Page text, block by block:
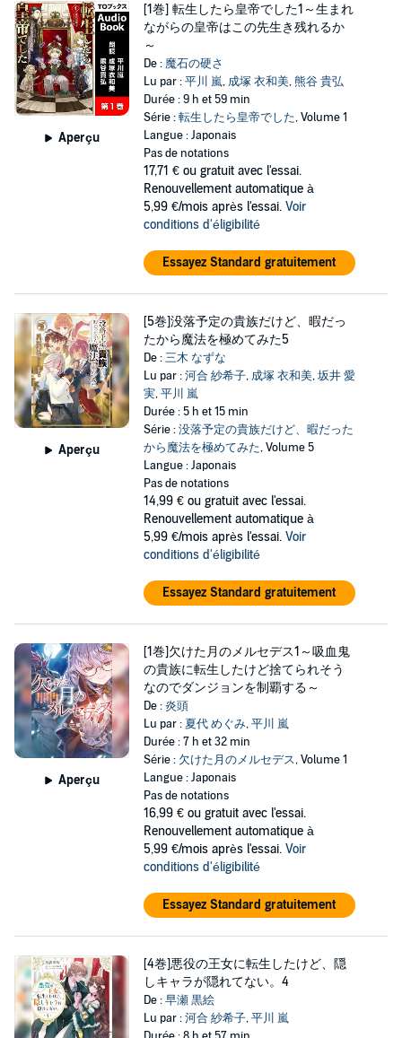
Aperçu
[1巻] 転生したら皇帝でした1～生まれ
ながらの皇帝はこの先生き残れるか
～
De : 魔石の硬さ
Lu par :平川 嵐, 成塚 衣和美,熊谷 貴弘
Durée : 9 h et 59 min
Série :転生したら皇帝でした, Volume 1
Langue : Japonais
Pas de notations
17,71 € ou gratuit avec l'essai.
Renouvellement automatique à
5,99 €/mois après l'essai. Voir
conditions d'éligibilité
Essayez Standard gratuitement
Aperçu
[5巻]没落予定の貴族だけど、暇だっ
たから魔法を極めてみた5
De :三木 なずな
Lu par :河合 紗希子, 成塚 衣和美,坂井 愛
実,平川 嵐
Durée : 5 h et 15 min
Série :没落予定の貴族だけど、暇だった
から魔法を極めてみた, Volume 5
Langue : Japonais
Pas de notations
14,99 € ou gratuit avec l'essai.
Renouvellement automatique à
5,99 €/mois après l'essai. Voir
conditions d'éligibilité
Essayez Standard gratuitement
Aperçu
[1巻]欠けた月のメルセデス1～吸血鬼
の貴族に転生したけど捨てられそう
なのでダンジョンを制覇する～
De :炎頭
Lu par : 夏代 めぐみ,平川 嵐
Durée : 7 h et 32 min
Série : 欠けた月のメルセデス, Volume 1
Langue : Japonais
Pas de notations
16,99 € ou gratuit avec l'essai.
Renouvellement automatique à
5,99 €/mois après l'essai. Voir
conditions d'éligibilité
Essayez Standard gratuitement
[4巻]悪役の王女に転生したけど、隠
しキャラが隠れてない。4
De :早瀬 黒絵
Lu par :河合 紗希子,平川 嵐